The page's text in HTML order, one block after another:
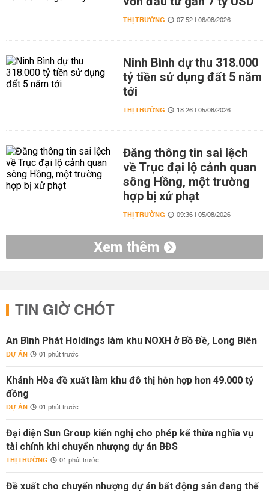
THỊ TRƯỜNG 07:52 | 06/08/2026
Ninh Bình dự thu 318.000
tỷ tiền sử dụng đất 5 năm
tới
THỊ TRƯỜNG 18:26 | 05/08/2026
Đăng thông tin sai lệch
về Trục đại lộ cảnh quan
sông Hồng, một trường
hợp bị xử phạt
THỊ TRƯỜNG 09:36 | 05/08/2026
Xem thêm
TIN GIỜ CHÓT
An Bình Phát Holdings làm khu NOXH ở Bồ Đề, Long Biên
DỰ ÁN 01 phút trước
Khánh Hòa đề xuất làm khu đô thị hỗn hợp hơn 49.000 tỷ
đồng
DỰ ÁN 01 phút trước
Đại diện Sun Group kiến nghị cho phép kế thừa nghĩa vụ
tài chính khi chuyển nhượng dự án BĐS
THỊ TRƯỜNG 01 phút trước
Đề xuất cho chuyển nhượng dự án bất động sản đang thế